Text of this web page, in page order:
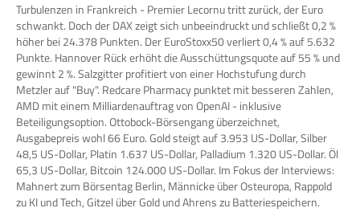
Turbulenzen in Frankreich - Premier Lecornu tritt zurück, der Euro
schwankt. Doch der DAX zeigt sich unbeeindruckt und schließt 0,2 %
höher bei 24.378 Punkten. Der EuroStoxx50 verliert 0,4 % auf 5.632
Punkte. Hannover Rück erhöht die Ausschüttungsquote auf 55 % und
gewinnt 2 %. Salzgitter profitiert von einer Hochstufung durch
Metzler auf "Buy". Redcare Pharmacy punktet mit besseren Zahlen,
AMD mit einem Milliardenauftrag von OpenAI - inklusive
Beteiligungsoption. Ottobock-Börsengang überzeichnet,
Ausgabepreis wohl 66 Euro. Gold steigt auf 3.953 US-Dollar, Silber
48,5 US-Dollar, Platin 1.637 US-Dollar, Palladium 1.320 US-Dollar. Öl
65,3 US-Dollar, Bitcoin 124.000 US-Dollar. Im Fokus der Interviews:
Mahnert zum Börsentag Berlin, Männicke über Osteuropa, Rappold
zu KI und Tech, Gitzel über Gold und Ahrens zu Batteriespeichern.